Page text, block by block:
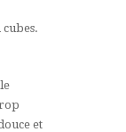
cubes.
et